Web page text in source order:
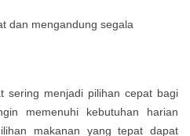
sering menjadi pilihan cepat bagi
memenuhi kebutuhan harian
makanan yang tepat dapat